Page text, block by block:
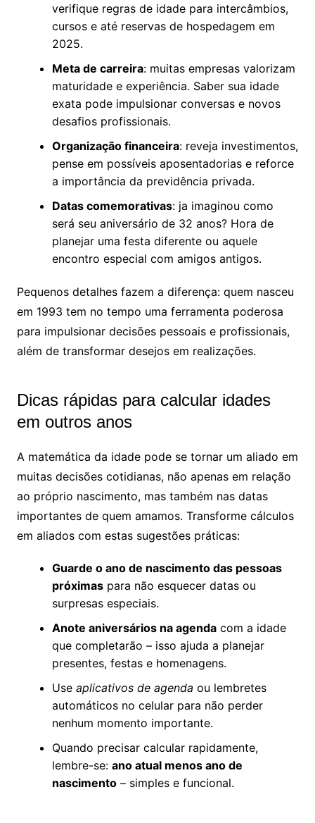
verifique regras de idade para intercâmbios,
cursos e até reservas de hospedagem em
2025.
Meta de carreira: muitas empresas valorizam
maturidade e experiência. Saber sua idade
exata pode impulsionar conversas e novos
desafios profissionais.
Organização financeira: reveja investimentos,
pense em possíveis aposentadorias e reforce
a importância da previdência privada.
Datas comemorativas: ja imaginou como
será seu aniversário de 32 anos? Hora de
planejar uma festa diferente ou aquele
encontro especial com amigos antigos.
Pequenos detalhes fazem a diferença: quem nasceu
em 1993 tem no tempo uma ferramenta poderosa
para impulsionar decisões pessoais e profissionais,
além de transformar desejos em realizações.
Dicas rápidas para calcular idades
em outros anos
A matemática da idade pode se tornar um aliado em
muitas decisões cotidianas, não apenas em relação
ao próprio nascimento, mas também nas datas
importantes de quem amamos. Transforme cálculos
em aliados com estas sugestões práticas:
Guarde o ano de nascimento das pessoas
próximaspara não esquecer datas ou
surpresas especiais.
Anote aniversários na agendacom a idade
que completarão – isso ajuda a planejar
presentes, festas e homenagens.
Use aplicativos de agenda ou lembretes
automáticos no celular para não perder
nenhum momento importante.
Quando precisar calcular rapidamente,
lembre-se: ano atual menos ano de
nascimento– simples e funcional.